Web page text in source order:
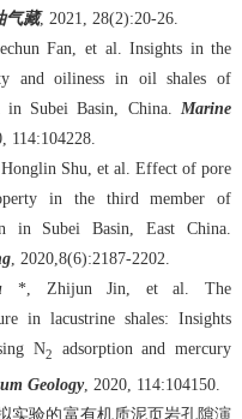
气藏, 2021, 28(2):20-26.
Fan, et al. Insights in the
and oiliness in oil shales of
in Subei Basin, China.Marine
114:104228.
Shu, et al. Effect of pore
in the third member of
in Subei Basin, East China.
, 2020,8(6):2187-2202.
*, Zhijun Jin, et al. The
in lacustrine shales: Insights
N2
adsorption and mercury
Geology, 2020, 114:104150.
实验的富有机质泥页岩孔隙演